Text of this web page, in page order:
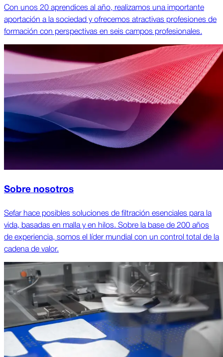
Con unos 20 aprendices al año, realizamos una importante
aportación a la sociedad y ofrecemos atractivas profesiones de
formación con perspectivas en seis campos profesionales.
Sobre nosotros
Sefar hace posibles soluciones de filtración esenciales para la
vida, basadas en malla y en hilos. Sobre la base de 200 años
de experiencia, somos el líder mundial con un control total de la
cadena de valor.